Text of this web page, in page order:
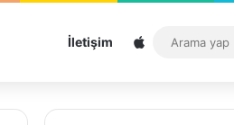
İletişim Sitemap